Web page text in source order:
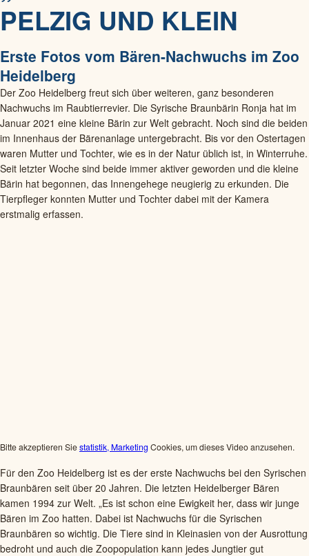
PELZIG UND KLEIN
Erste Fotos vom Bären-Nachwuchs im Zoo
Heidelberg
Der Zoo Heidelberg freut sich über weiteren, ganz besonderen
Nachwuchs im Raubtierrevier. Die Syrische Braunbärin Ronja hat im
Januar 2021 eine kleine Bärin zur Welt gebracht. Noch sind die beiden
im Innenhaus der Bärenanlage untergebracht. Bis vor den Ostertagen
waren Mutter und Tochter, wie es in der Natur üblich ist, in Winterruhe.
Seit letzter Woche sind beide immer aktiver geworden und die kleine
Bärin hat begonnen, das Innengehege neugierig zu erkunden. Die
Tierpfleger konnten Mutter und Tochter dabei mit der Kamera
erstmalig erfassen.
Bitte akzeptieren Siestatistik, Marketing Cookies, um dieses Video anzusehen.
Für den Zoo Heidelberg ist es der erste Nachwuchs bei den Syrischen
Braunbären seit über 20 Jahren. Die letzten Heidelberger Bären
kamen 1994 zur Welt. „Es ist schon eine Ewigkeit her, dass wir junge
Bären im Zoo hatten. Dabei ist Nachwuchs für die Syrischen
Braunbären so wichtig. Die Tiere sind in Kleinasien von der Ausrottung
bedroht und auch die Zoopopulation kann jedes Jungtier gut